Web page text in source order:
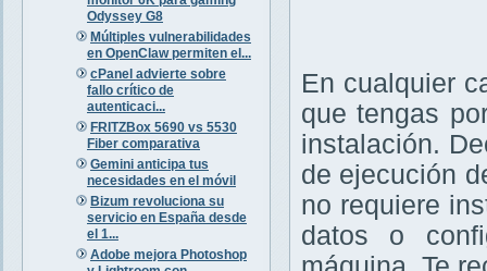
Odyssey G8
Múltiples vulnerabilidades
en OpenClaw permiten el...
cPanel advierte sobre
fallo crítico de
autenticaci...
FRITZBox 5690 vs 5530
Fiber comparativa
Gemini anticipa tus
necesidades en el móvil
Bizum revoluciona su
servicio en España desde
el 1...
Adobe mejora Photoshop
En cualquier
que tengas
instalación.
de ejecución
no requiere
datos o